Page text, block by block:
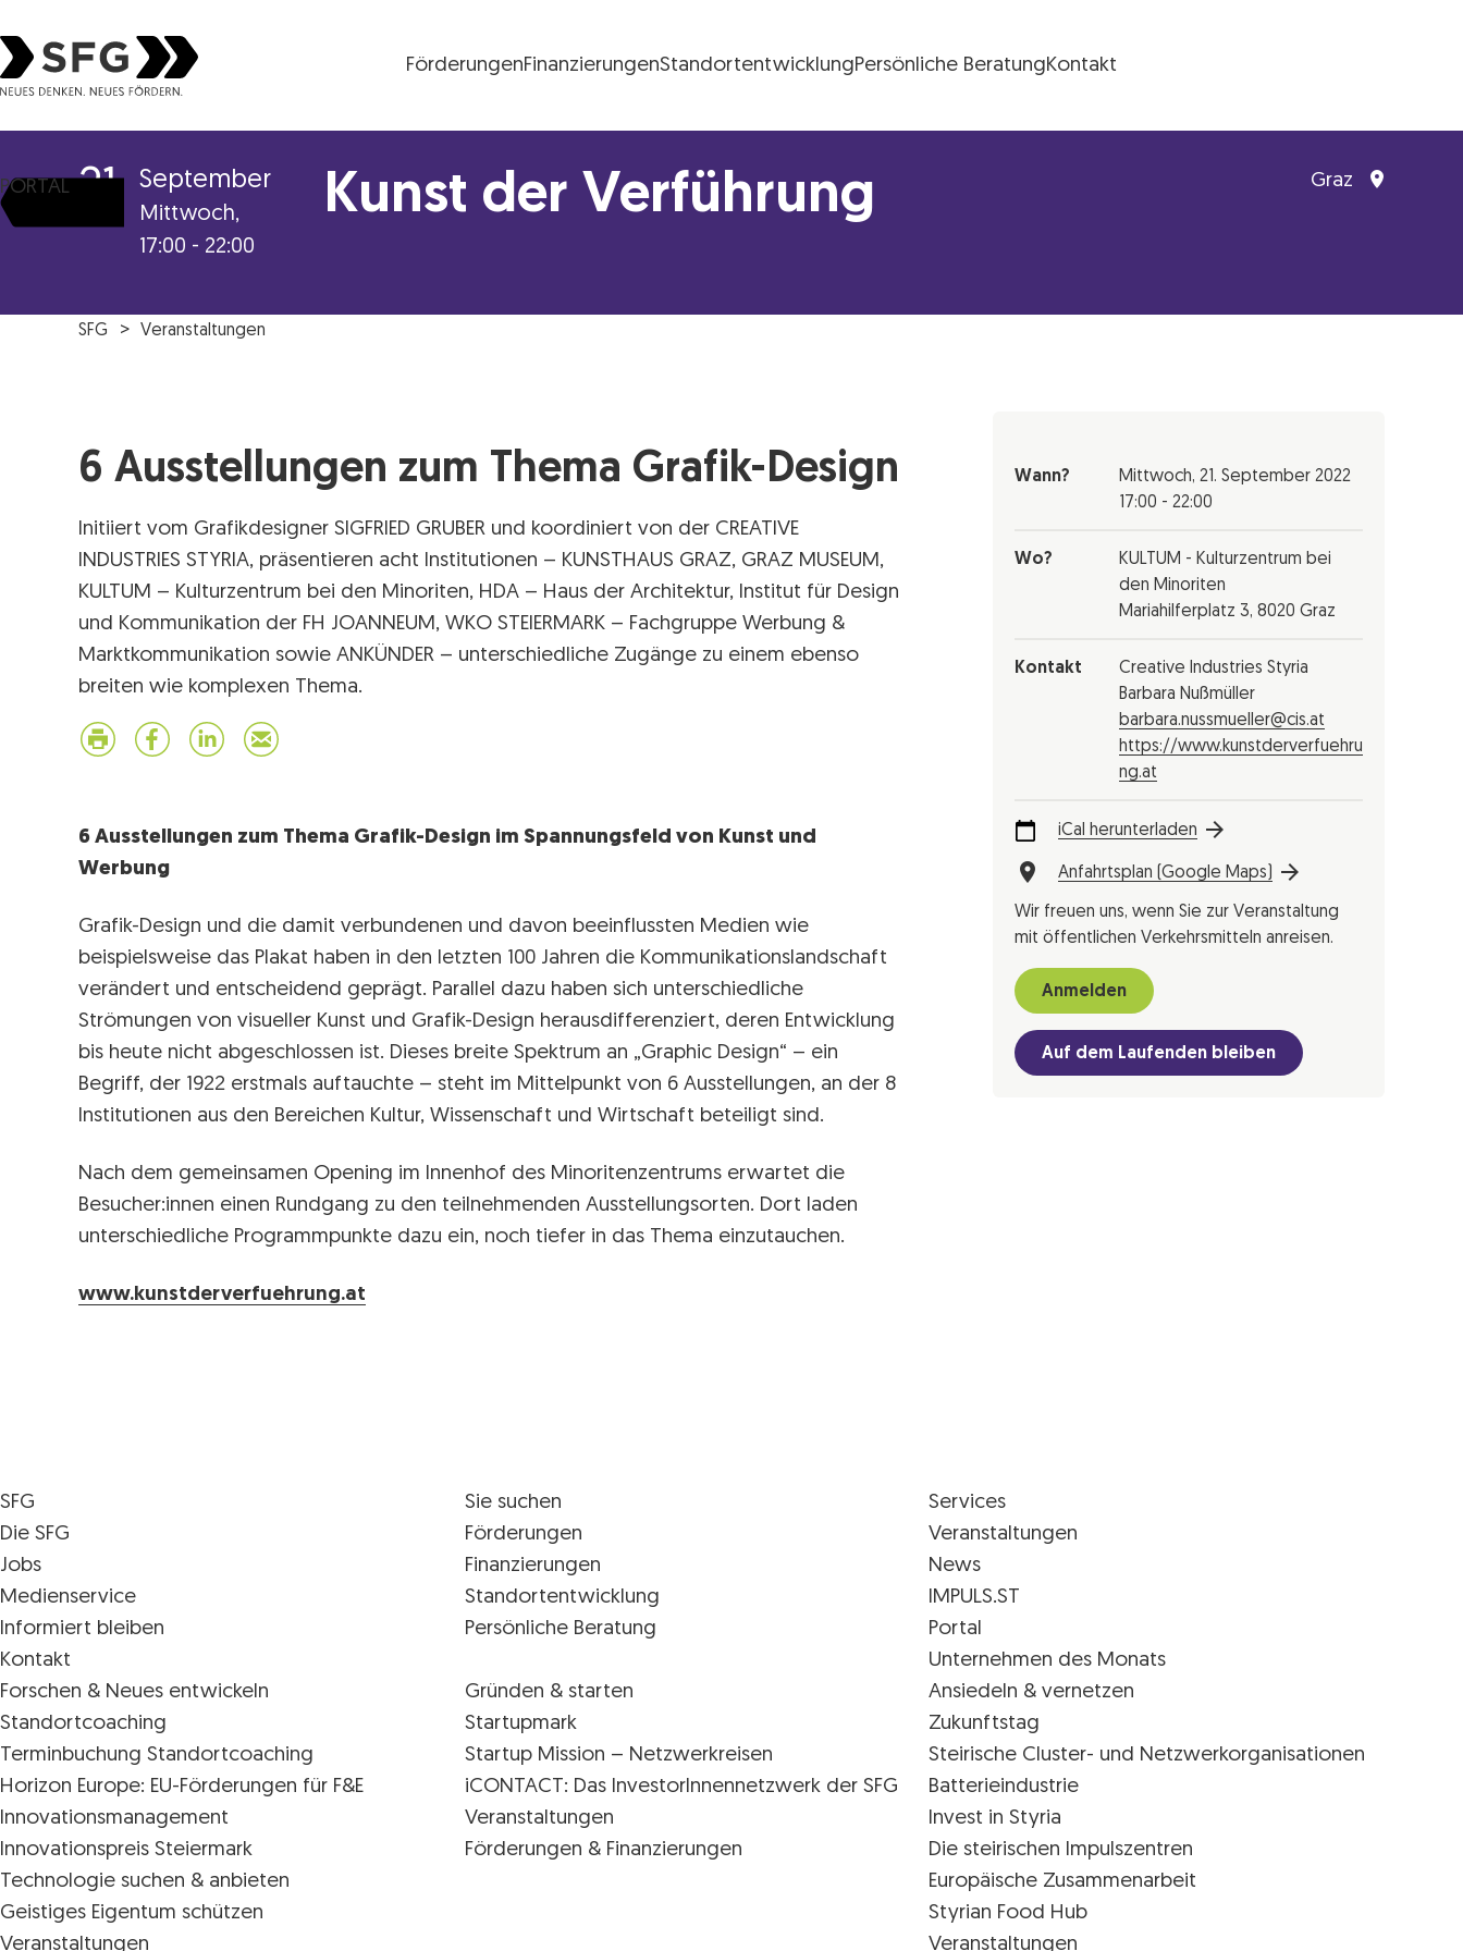
FörderungenFinanzierungenStandortentwicklungPersönliche BeratungKontakt
PORTAL 21 September
Mittwoch,
17:00 - 22:00
Kunst der Verführung Graz
SFG Veranstaltungen
6 Ausstellungen zum Thema Grafik-Design
Initiiert vom Grafikdesigner SIGFRIED GRUBER und koordiniert von der CREATIVE
INDUSTRIES STYRIA, präsentieren acht Institutionen – KUNSTHAUS GRAZ, GRAZ MUSEUM,
KULTUM – Kulturzentrum bei den Minoriten, HDA – Haus der Architektur, Institut für Design
und Kommunikation der FH JOANNEUM, WKO STEIERMARK – Fachgruppe Werbung &
Marktkommunikation sowie ANKÜNDER – unterschiedliche Zugänge zu einem ebenso
breiten wie komplexen Thema.
6 Ausstellungen zum Thema Grafik-Design im Spannungsfeld von Kunst und
Werbung
Grafik-Design und die damit verbundenen und davon beeinflussten Medien wie
beispielsweise das Plakat haben in den letzten 100 Jahren die Kommunikationslandschaft
verändert und entscheidend geprägt. Parallel dazu haben sich unterschiedliche
Strömungen von visueller Kunst und Grafik-Design herausdifferenziert, deren Entwicklung
bis heute nicht abgeschlossen ist. Dieses breite Spektrum an „Graphic Design“ – ein
Begriff, der 1922 erstmals auftauchte – steht im Mittelpunkt von 6 Ausstellungen, an der 8
Institutionen aus den Bereichen Kultur, Wissenschaft und Wirtschaft beteiligt sind.
Nach dem gemeinsamen Opening im Innenhof des Minoritenzentrums erwartet die
Besucher:innen einen Rundgang zu den teilnehmenden Ausstellungsorten. Dort laden
unterschiedliche Programmpunkte dazu ein, noch tiefer in das Thema einzutauchen.
www.kunstderverfuehrung.at
Wann? Mittwoch, 21. September 2022
17:00 - 22:00
Wo?
KULTUM - Kulturzentrum bei
den Minoriten
Mariahilferplatz 3, 8020 Graz
Kontakt
Creative Industries Styria
Barbara Nußmüller
barbara.nussmueller@cis.at
https://www.kunstderverfuehru
ng.at
iCal herunterladen
Anfahrtsplan (Google Maps)
Wir freuen uns, wenn Sie zur Veranstaltung
mit öffentlichen Verkehrsmitteln anreisen.
Anmelden
Auf dem Laufenden bleiben
SFG
Die SFG
Jobs
Medienservice
Informiert bleiben
Kontakt
Sie suchen
Förderungen
Finanzierungen
Standortentwicklung
Persönliche Beratung
Services
Veranstaltungen
News
IMPULS.ST
Portal
Unternehmen des Monats
Forschen & Neues entwickeln
Standortcoaching
Terminbuchung Standortcoaching
Horizon Europe: EU-Förderungen für F&E
Innovations­management
Innovationspreis Steiermark
Technologie suchen & anbieten
Geistiges Eigentum schützen
Veranstaltungen
Gründen & starten
Startupmark
Startup Mission – Netzwerkreisen
iCONTACT: Das InvestorInnennetzwerk der SFG
Veranstaltungen
Förderungen & Finanzierungen
Ansiedeln & vernetzen
Zukunftstag
Steirische Cluster- und Netzwerkorganisationen
Batterieindustrie
Invest in Styria
Die steirischen Impulszentren
Europäische Zusammenarbeit
Styrian Food Hub
Veranstaltungen